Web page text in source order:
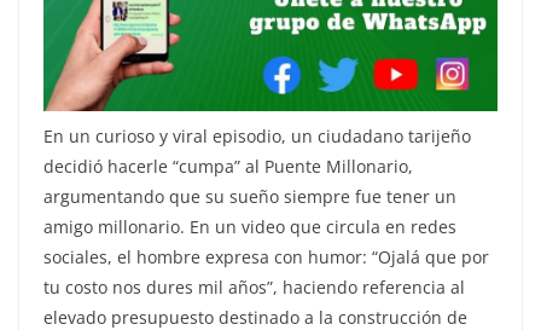
En un curioso y viral episodio, un ciudadano tarijeño
decidió hacerle “cumpa” al Puente Millonario,
argumentando que su sueño siempre fue tener un
amigo millonario. En un video que circula en redes
sociales, el hombre expresa con humor: “Ojalá que por
tu costo nos dures mil años”, haciendo referencia al
elevado presupuesto destinado a la construcción de